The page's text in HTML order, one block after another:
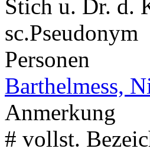
Stich u. Dr. d.
sc.Pseudonym
Personen
Barthelmess,
Anmerkung
# vollst.